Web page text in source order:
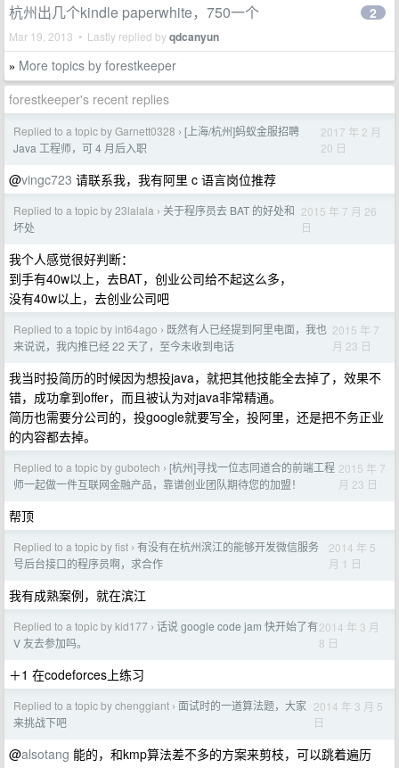
杭州出几个kindle paperwhite，750一个
Mar 19, 2013 • Lastly replied byqdcanyun
2
» More topics by forestkeeper
forestkeeper's recent replies
Replied to a topic by Garnett0328 › [上海/杭州]蚂蚁金服招聘
Java 工程师，可 4 月后入职
2017 年 2 月
20 日
@vingc723 请联系我，我有阿里 c 语言岗位推荐
Replied to a topic by 23lalala › 关于程序员去 BAT 的好处和
坏处
2015 年 7 月 26
日
我个人感觉很好判断：
到手有40w以上，去BAT，创业公司给不起这么多，
没有40w以上，去创业公司吧
Replied to a topic by int64ago › 既然有人已经提到阿里电面，我也
来说说，我内推已经 22 天了，至今未收到电话
2015 年 7
月 23 日
我当时投简历的时候因为想投java，就把其他技能全去掉了，效果不
错，成功拿到offer，而且被认为对java非常精通。
简历也需要分公司的，投google就要写全，投阿里，还是把不务正业
的内容都去掉。
Replied to a topic by gubotech › [杭州]寻找一位志同道合的前端工程
师一起做一件互联网金融产品，靠谱创业团队期待您的加盟！
2015 年 7
月 23 日
帮顶
Replied to a topic by fist › 有没有在杭州滨江的能够开发微信服务
号后台接口的程序员啊，求合作
2014 年 5
月 1 日
我有成熟案例，就在滨江
Replied to a topic by kid177 › 话说 google code jam 快开始了有
V 友去参加吗。
2014 年 3 月
8 日
＋1 在codeforces上练习
Replied to a topic by chenggiant › 面试时的一道算法题，大家
来挑战下吧
2014 年 3 月 5
日
@alsotang 能的，和kmp算法差不多的方案来剪枝，可以跳着遍历